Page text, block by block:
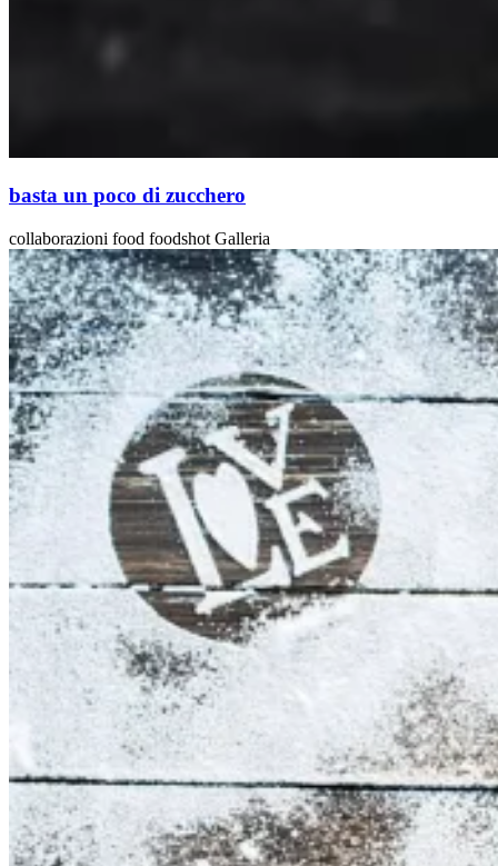
basta un poco di zucchero
collaborazioni food foodshot Galleria